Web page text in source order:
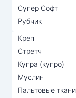
Супер Софт
Рубчик
Креп
Стретч
Купра (купро)
Муслин
Пальтовые ткани